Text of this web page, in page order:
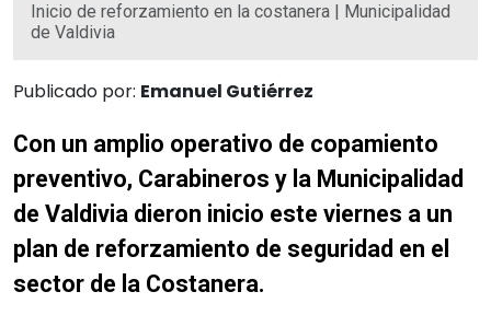
Inicio de reforzamiento en la costanera | Municipalidad
de Valdivia
Publicado por: Emanuel Gutiérrez
Con un amplio operativo de copamiento
preventivo, Carabineros y la Municipalidad
de Valdivia dieron inicio este viernes a un
plan de reforzamiento de seguridad en el
sector de la Costanera.